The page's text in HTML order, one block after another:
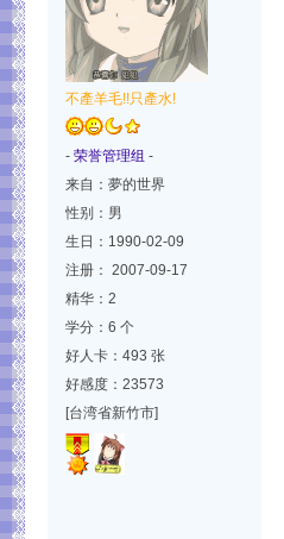
不產羊毛!!只產水!
- 荣誉管理组 -
来自：夢的世界
性别：男
生日：1990-02-09
注册： 2007-09-17
精华：2
学分：6 个
好人卡：493 张
好感度：23573
[台湾省新竹市]